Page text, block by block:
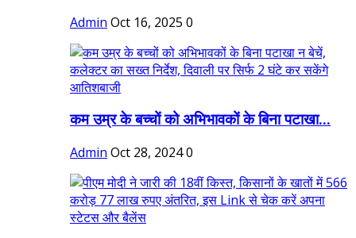
Admin Oct 16, 2025 0
कम उम्र के बच्चों को अभिभावकों के बिना पटाखा...
Admin Oct 28, 20240